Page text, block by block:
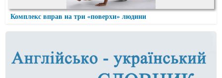
Комплекс вправ на три «поверхи» людини